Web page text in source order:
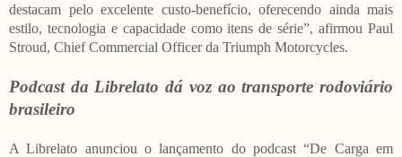
destacam pelo excelente custo-benefício, oferecendo ainda mais
estilo, tecnologia e capacidade como itens de série”, afirmou Paul
Stroud, Chief Commercial Officer da Triumph Motorcycles.
Podcast da Librelato dá voz ao transporte rodoviário
brasileiro
A Librelato anunciou o lançamento do podcast “De Carga em